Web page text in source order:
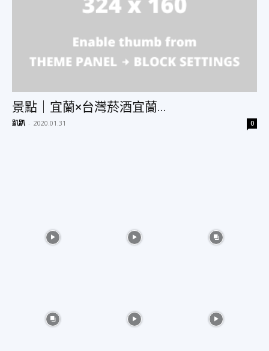
景點｜宜蘭×台灣菸酒宜蘭...
趴趴 - 2020.01.31 0